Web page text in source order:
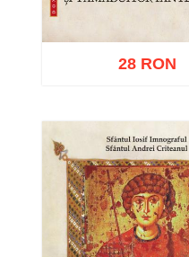
Adaugă în coș
28 RON